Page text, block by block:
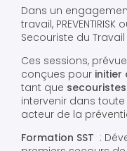
Dans un
travail,
Secouriste du
Ces sessions,
conçues pour initier
tant que
intervenir dans
acteur de la
Formation SST :